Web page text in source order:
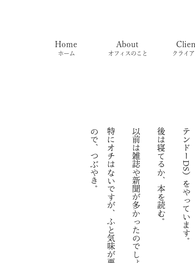
Home
ホーム
About
オフィスのこと クライ
。
後は寝てるか、本を読む。
以前は雑誌や新聞が多かったのでしょうか。
特
に
オ
チ
は
な
い
で
す
が
、
ふ
と
気
味
が
悪
か
っ
た
の
で
、
つ
ぶ
や
き
。